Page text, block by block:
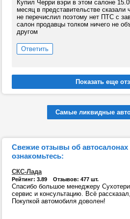
Купил Черри вэри в этом салоне
месяц в представительстве сказали
не перечислил поэтому нет ПТС с
салон продавцы толком ничего не
другом
Ответить
Самые ликвидные
Свежие отзывы об
ознакомьтесь:
СКС-Лада
Рейтинг: 3.89 Отзывов: 477 шт.
Спасибо большое менеджеру
сервис и консультацию. Всё
Покупкой автомобиля доволен!